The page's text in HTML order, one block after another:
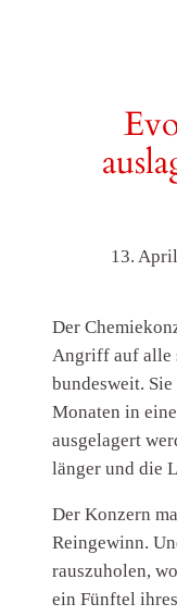
13.
Der
Angriff auf alle
bundesweit.
Monaten in
ausgelagert
länger und die
Der Konzern
Reingewinn.
rauszuholen,
ein Fünftel